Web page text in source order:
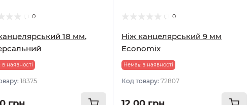
0
18 мм.
наявності
18375
0
Ніж канцелярський 9 мм
Economix
Немає в наявності
Код товару:72807